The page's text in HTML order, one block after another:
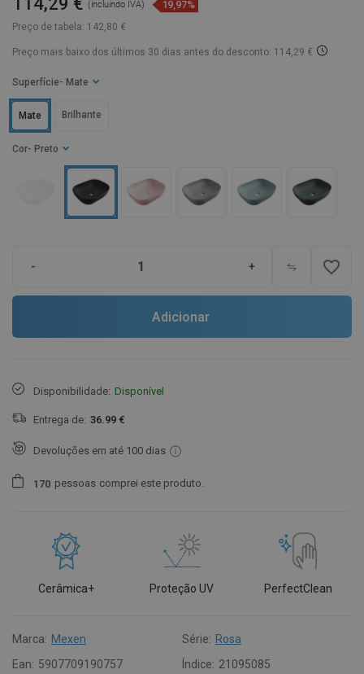
Preço de tabela: 142,80 €
(incluindo IVA) 19,97%
Preço mais baixo dos últimos 30 dias antes do desconto: 114,29 €
Cor - Preto
Superfície - Mate
Mate Brilhante
- + favorite_border
Adicionar
Disponibilidade: Disponível
Entrega de: 36.99 €
Devoluções em até 100 dias
1 70 pessoas comprei este produto.
Cerâmica+ Proteção UV PerfectClean
Marca: Mexen Série: Rosa
Ean: 5907709190757 Índice: 21095085